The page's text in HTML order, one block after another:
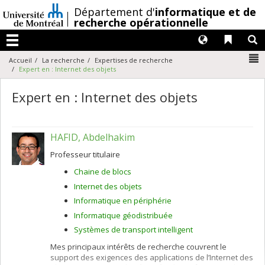
au
contenu
/Département d'informatique et de
recherche opérationnelle
Menu
Liens
Langues
Accueil La recherche
Expertises de recherche
Expert en : Internet des objets
Expert en : Internet des objets
HAFID, Abdelhakim
Professeur titulaire
Chaine de blocs
Internet des objets
Informatique en périphérie
Informatique géodistribuée
Systèmes de transport intelligent
Mes principaux intérêts de recherche couvrent le
support des exigences des applications de l’Internet des